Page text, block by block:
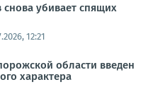
убивает спящих
12:21
области введен
характера